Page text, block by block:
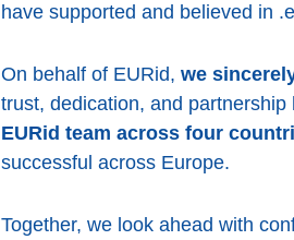
have supported and believed in
On behalf of EURid, we
trust, dedication, and
EURid team across four
successful across Europe.
Together, we look ahead with